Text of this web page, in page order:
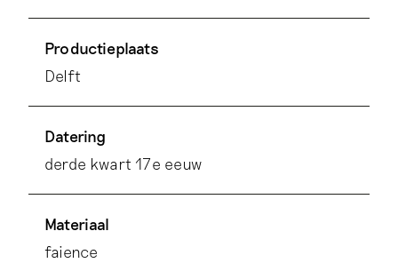
Productieplaats
Delft
Datering
derde kwart 17e eeuw
Materiaal
faience